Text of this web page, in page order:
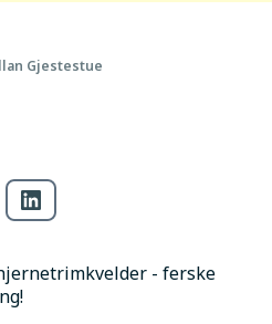
Gjestestue
- ferske